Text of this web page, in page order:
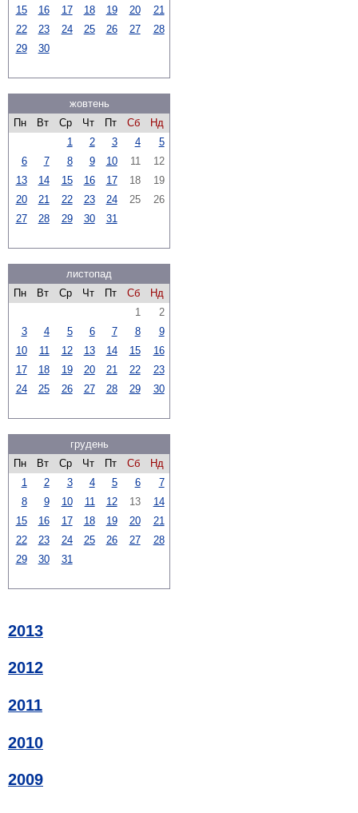
15 16 17 18 19 20
21
22
23 24 25 26 27
28
29
30
жовтень
Пн
Вт Ср Чт Пт Сб
Нд
1
2 3 4
5
6
7 8 9 10 11
12
13
14 15 16 17 18
19
20
21 22 23 24 25
26
27
28 29 30 31
листопад
Пн
Вт Ср Чт Пт Сб
Нд
1
2
3
4 5 6 7 8
9
10
11 12 13 14 15
16
17
18 19 20 21 22
23
24
25 26 27 28 29 30
грудень
Пн
Вт Ср Чт Пт Сб
Нд
1
2 3 4 5 6
7
8
9 10 11 12 13
14
15
16 17 18 19 20
21
22
23 24 25 26 27
28
29
30 31
2013
2012
2011
2010
2009